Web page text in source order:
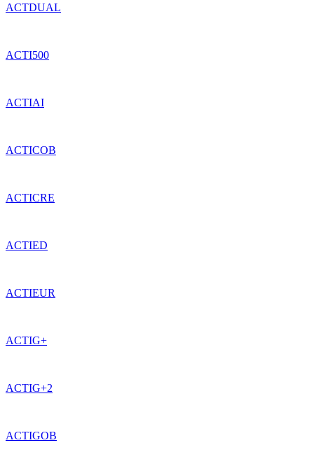
ACTDUAL
ACTI500
ACTIAI
ACTICOB
ACTICRE
ACTIED
ACTIEUR
ACTIG+
ACTIG+2
ACTIGOB